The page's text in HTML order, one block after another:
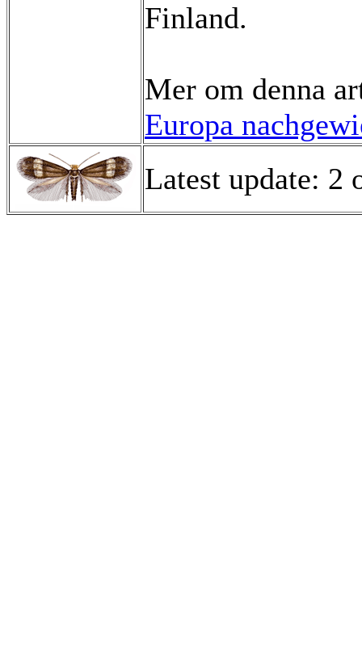
Finland.
Mer om denna
Europa
Latest update: 2